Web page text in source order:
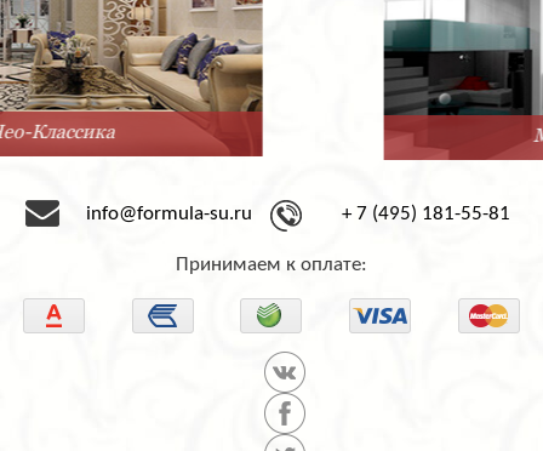
Минимализм
info@formula-su.ru + 7 (495) 181-55-81
Принимаем к оплате: